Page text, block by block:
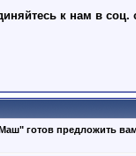
к нам в соц.
готов предложить